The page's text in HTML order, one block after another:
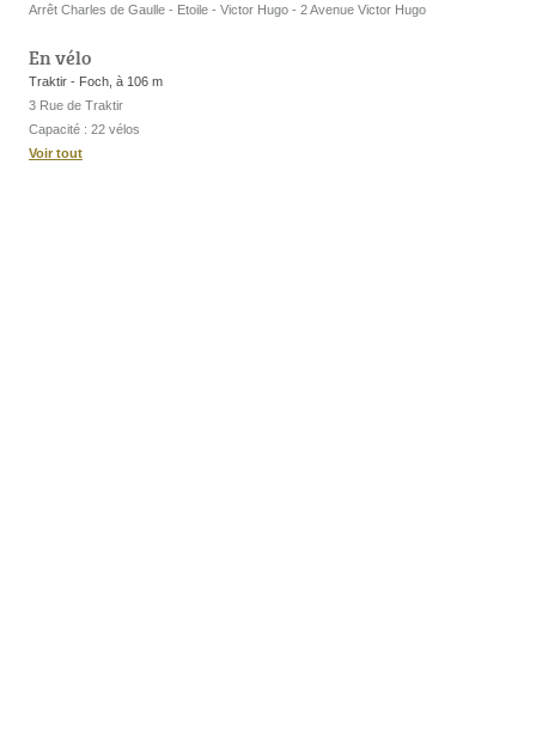
Arrêt Charles de Gaulle - Etoile - Victor Hugo - 2 Avenue Victor Hugo
En vélo
Traktir - Foch, à 106 m
3 Rue de Traktir
Capacité : 22 vélos
Voir tout